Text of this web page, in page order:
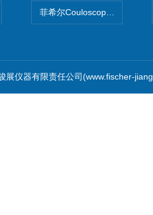
菲希尔Couloscope CMS2电
展仪器有限责任公司(www.fischer-